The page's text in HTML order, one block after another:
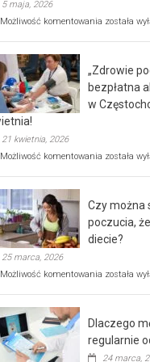
5 maja, 2026
Możliwość komentowania Rusza
rehabilitacji
dla
seniorów!
została
„Zdrowie
bezpłatna
w
21 kwietnia, 2026
Możliwość komentowania „Zdrowie
bezpłatna
akcja
w
już
kwietnia!
została
Czy można
poczucia,
diecie?
25 marca, 2026
Możliwość komentowania Czy
poczucia,
że
została
Dlaczego
regularnie
24 marca,